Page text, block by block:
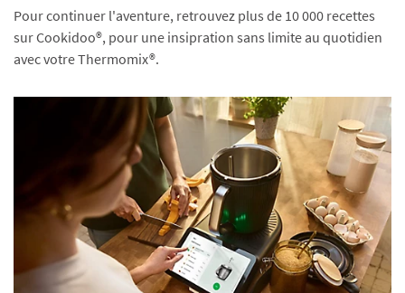
Pour continuer l'aventure, retrouvez plus de 10 000 recettes
sur Cookidoo®, pour une insipration sans limite au quotidien
avec votre Thermomix®.